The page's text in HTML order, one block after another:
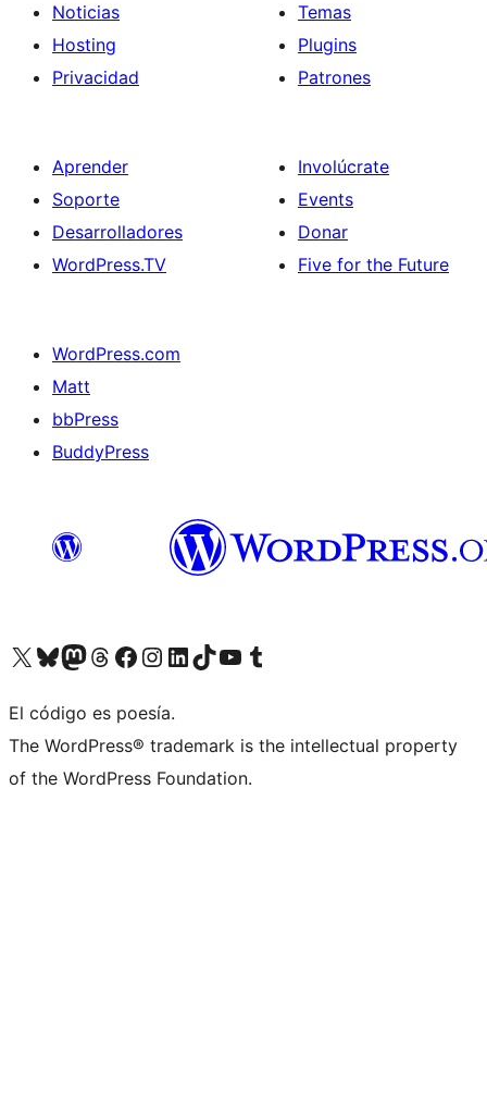
Noticias
Hosting
Privacidad
Temas
Plugins
Patrones
Aprender
Soporte
Desarrolladores
WordPress.TV
Involúcrate
Events
Donar
Five for the Future
WordPress.com
Matt
bbPress
BuddyPress
Visit our X (formerly Twitter) account
Visit our Bluesky account
Visita nuestra cuenta de Twitter
Visit our Threads account
Visita nuestra página de Facebook
Visite nuestra cuenta de Instagram
Visit our LinkedIn account
Visit our TikTok account
Visit our YouTube channel
Visit our Tumblr account
El código es poesía.
The WordPress® trademark is the intellectual property
of the WordPress Foundation.